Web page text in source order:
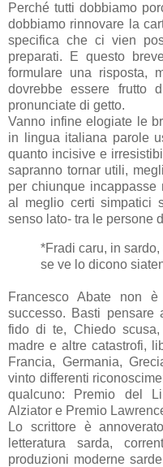
Perché tutti dobbiamo
dobbiamo rinnovare la
specifica che ci vien
preparati. E questo
formulare una risposta,
dovrebbe essere frutto
pronunciate di getto.
Vanno infine elogiate le
in lingua italiana parole
quanto incisive e
sapranno tornar utili,
per chiunque
al meglio certi simpatici
senso lato- tra le persone
*Fradi caru, in sardo,
se ve lo dicono
Francesco Abate non
successo. Basti
fido di te, Chiedo
madre e altre catastrofi,
Francia, Germania,
vinto differenti
qualcuno: Premio del
Alziator e Premio
Lo scrittore è
letteratura sarda,
produzioni moderne